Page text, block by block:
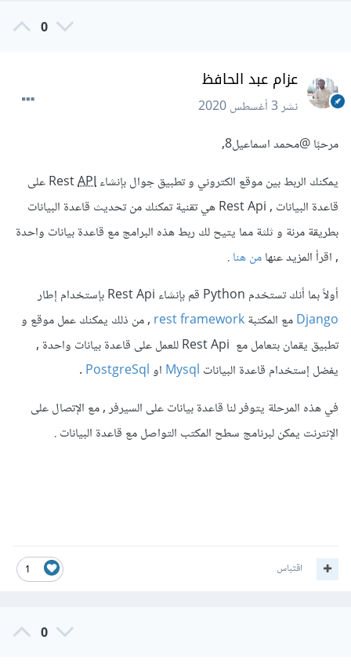
0
عزام عبد الحافظ
نشر3 أغسطس 2020
مرحبًا@محمد اسماعيل8 ,
يمكنك الربط بين موقع الكتروني و تطبيق جوال بإنشاء RestAPI
على
قاعدة البيانات , Rest Api هي تقنية تمكنك من تحديث قاعدة البيانات
بطريقة مرنة و ثلثة مما يتيح لك ربط هذه البرامج مع قاعدة بيانات واحدة
, اقرأ المزيد عنهامن هنا.
أولاً بما أنك تستخدم Python قم بإنشاء Rest Api بإستخدام إطار
Djangoمع المكتبةrest framework, من ذلك يمكنك عمل موقع و
تطبيق يقمان بتعامل مع Rest Api للعمل على قاعدة بيانات واحدة ,
يفضل إستخدام قاعدة البيانات MysqlاوPostgreSql
.
في هذه المرحلة يتوفر لنا قاعدة بيانات على السيرفر , مع الإتصال على
الإنترنت يمكن لبرنامج سطح المكتب التواصل مع قاعدة البيانات .
1 اقتباس
0